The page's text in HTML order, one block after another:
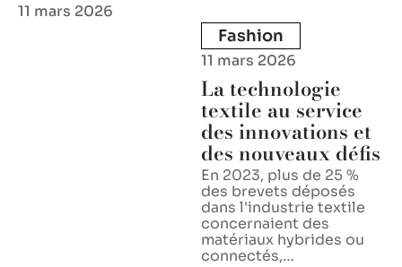
11 mars 2026
Fashion
11 mars 2026
La technologie
textile au service
des innovations et
des nouveaux défis
En 2023, plus de 25 %
des brevets déposés
dans l'industrie textile
concernaient des
matériaux hybrides ou
connectés,…